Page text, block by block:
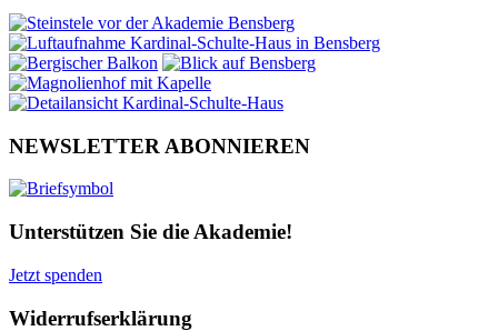
NEWSLETTER ABONNIEREN
Unterstützen Sie die Akademie!
Jetzt spenden
Widerrufserklärung